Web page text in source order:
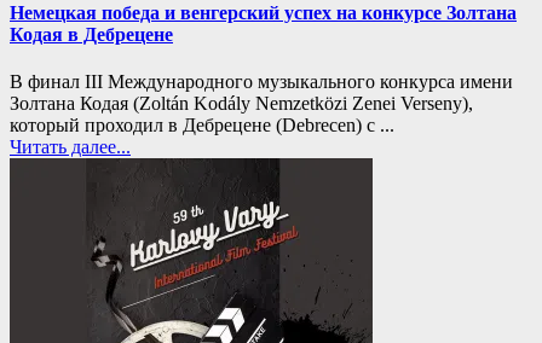
Немецкая победа и венгерский успех на конкурсе Золтана
Кодая в Дебрецене
В финал III Международного музыкального конкурса имени
Золтана Кодая (Zoltán Kodály Nemzetközi Zenei Verseny),
который проходил в Дебрецене (Debrecen) с ...
Читать далее...